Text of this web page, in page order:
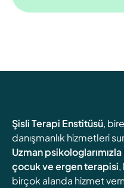
Şisli Terapi Enstitüsü,
danışmanlık hizmetleri
Uzman psikologlarımızla
çocuk ve ergen terapisi,
birçok alanda hizmet